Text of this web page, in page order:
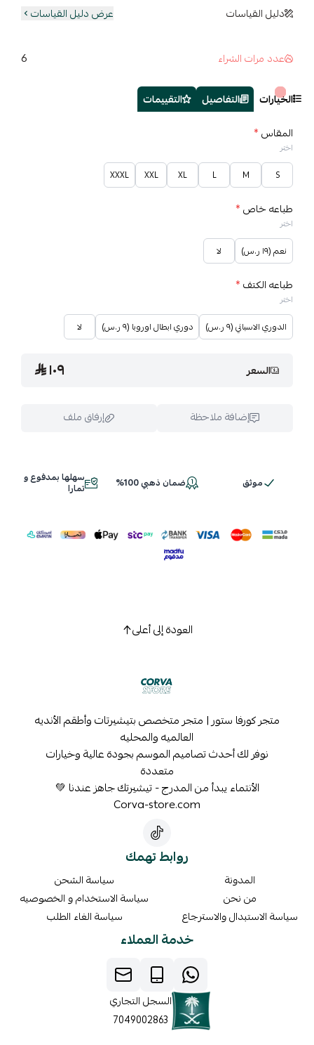
دليل القياسات عرض دليل القياسات
عدد مرات الشراء 6
الخيارات التفاصيل
التقييمات
المقاس*
اختر
S
M
L
XL
XXL
XXXL
طباعه خاص*
اختر
نعم (١٩ ر.س) لا
طباعه الكتف*
اختر
الدوري الاسباني (٩ ر.س) دوري ابطال اوروبا (٩ ر.س) لا
السعر ١٠٩
إضافة ملاحظة إرفاق ملف
اسحب و افلت الملف هنا
موثق ضمان ذهبي 100% سهلها بمدفوع و
تمارا
العودة إلى أعلى
متجر كورفا ستور | متجر متخصص بتيشيرتات وأطقم الأنديه
العالميه والمحليه
نوفر لك أحدث تصاميم الموسم بجودة عالية وخيارات
متعددة
الأنتماء يبدأ من المدرج - تيشيرتك جاهز عندنا 💚
Corva-store.com
روابط تهمك
المدونة
من نحن
سياسة الاستبدال والاسترجاع
سياسة الشحن
سياسة الاستخدام و الخصوصيه
سياسة الغاء الطلب
خدمة العملاء
السجل التجاري
7049002863